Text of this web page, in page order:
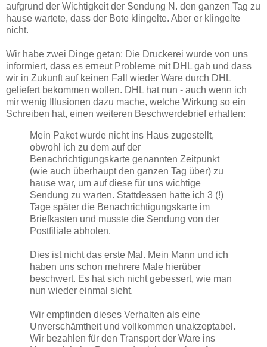
aufgrund der Wichtigkeit der Sendung N. den ganzen Tag zu
hause wartete, dass der Bote klingelte. Aber er klingelte
nicht.
Wir habe zwei Dinge getan: Die Druckerei wurde von uns
informiert, dass es erneut Probleme mit DHL gab und dass
wir in Zukunft auf keinen Fall wieder Ware durch DHL
geliefert bekommen wollen. DHL hat nun - auch wenn ich
mir wenig Illusionen dazu mache, welche Wirkung so ein
Schreiben hat, einen weiteren Beschwerdebrief erhalten:
Mein Paket wurde nicht ins Haus zugestellt,
obwohl ich zu dem auf der
Benachrichtigungskarte genannten Zeitpunkt
(wie auch überhaupt den ganzen Tag über) zu
hause war, um auf diese für uns wichtige
Sendung zu warten. Stattdessen hatte ich 3 (!)
Tage später die Benachrichtigungskarte im
Briefkasten und musste die Sendung von der
Postfiliale abholen.
Dies ist nicht das erste Mal. Mein Mann und ich
haben uns schon mehrere Male hierüber
beschwert. Es hat sich nicht gebessert, wie man
nun wieder einmal sieht.
Wir empfinden dieses Verhalten als eine
Unverschämtheit und vollkommen unakzeptabel.
Wir bezahlen für den Transport der Ware ins